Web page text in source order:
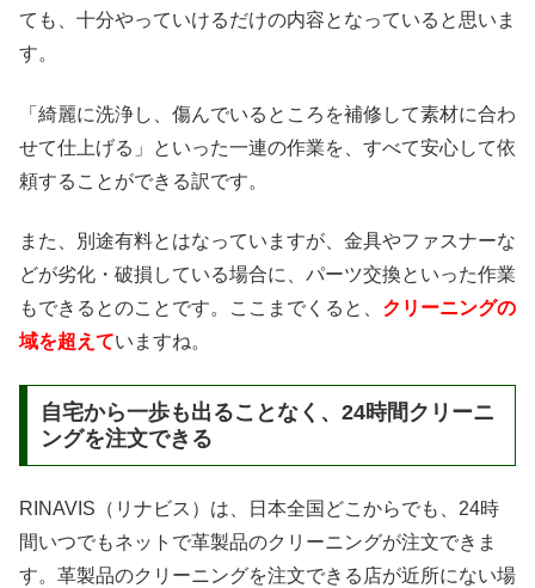
ても、十分やっていけるだけの内容となっていると思いま
す。
「綺麗に洗浄し、傷んでいるところを補修して素材に合わ
せて仕上げる」といった一連の作業を、すべて安心して依
頼することができる訳です。
また、別途有料とはなっていますが、金具やファスナーな
どが劣化・破損している場合に、パーツ交換といった作業
もできるとのことです。ここまでくると、 クリーニングの
域を超えていますね。
自宅から一歩も出ることなく、24時間クリーニ
ングを注文できる
RINAVIS（リナビス）は、日本全国どこからでも、24時
間いつでもネットで革製品のクリーニングが注文できま
す。革製品のクリーニングを注文できる店が近所にない場